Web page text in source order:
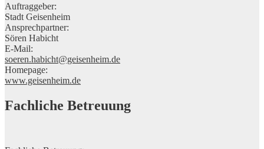
Auftraggeber:
Stadt Geisenheim
Ansprechpartner:
Sören Habicht
E-Mail:
soeren.habicht@geisenheim.de
Homepage:
www.geisenheim.de
Fachliche Betreuung